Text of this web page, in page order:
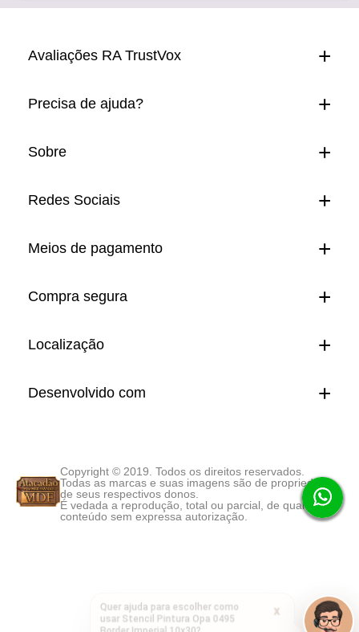
Avaliações RA TrustVox
Precisa de ajuda?
Sobre
Redes Sociais
Meios de pagamento
Compra segura
Localização
Desenvolvido com
Copyright © 2019. Todos os direitos reservados.
Todas as marcas e suas imagens são de propriedade
de seus respectivos donos.
É vedada a reprodução, total ou parcial, de qualquer
conteúdo sem expressa autorização.